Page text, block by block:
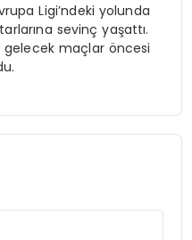
Ligi’ndeki yolunda
sevinç yaşattı.
gelecek maçlar öncesi